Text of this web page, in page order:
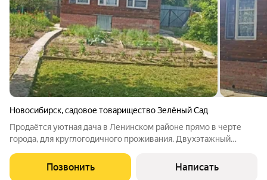
Новосибирск,садовое товарищество Зелёный Сад
Продаётся уютная дача в Ленинском районе прямо в черте
города, для круглогодичного проживания. Двухэтажный
продумано до мелочей. На первом этаже комната и
пристройка из бруса (веранда), на
Позвонить Написать